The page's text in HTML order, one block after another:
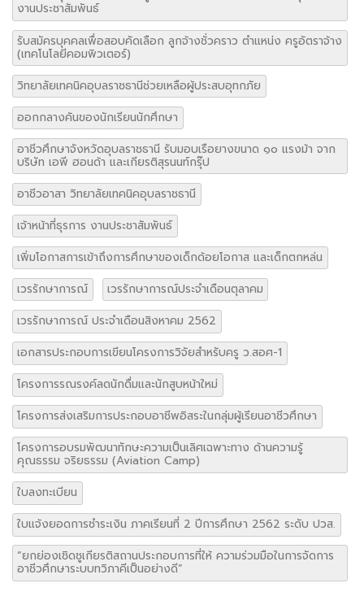
งานประชาสัมพันธ์
รับสมัครบุคคลเพื่อสอบคัดเลือก ลูกจ้างชั่วคราว ตำแหน่ง ครูอัตราจ้าง
(เทคโนโลยีคอมพิวเตอร์)
วิทยาลัยเทคนิคอุบลราชธานีช่วยเหลือผู้ประสบอุทกภัย
ออกกลางคันของนักเรียนนักศึกษา
อาชีวศึกษาจังหวัดอุบลราชธานี รับมอบเรือยางขนาด ๑๐ แรงม้า จาก
บริษัท เอพี ฮอนด้า และเกียรติสุรนนท์กรุ๊ป
อาชีวอาสา วิทยาลัยเทคนิคอุบลราชธานี
เจ้าหน้าที่ธุรการ งานประชาสัมพันธ์
เพิ่มโอกาสการเข้าถึงการศึกษาของเด็กด้อยโอกาส และเด็กตกหล่น
เวรรักษาการณ์
เวรรักษาการณ์ประจำเดือนตุลาคม
เวรรักษาการณ์ ประจำเดือนสิงหาคม 2562
เอกสารประกอบการเขียนโครงการวิจัยสำหรับครู ว.สอศ-1
โครงการรณรงค์ลดนักดื่มและนักสูบหน้าใหม่
โครงการส่งเสริมการประกอบอาชีพอิสระในกลุ่มผู้เรียนอาชีวศึกษา
โครงการอบรมพัฒนาทักษะความเป็นเลิศเฉพาะทาง ด้านความรู้
คุณธรรม จริยธรรม (Aviation Camp)
ใบลงทะเบียน
ใบแจ้งยอดการชำระเงิน ภาคเรียนที่ 2 ปีการศึกษา 2562 ระดับ ปวส.
“ยกย่องเชิดชูเกียรติสถานประกอบการที่ให้ ความร่วมมือในการจัดการ
อาชีวศึกษาระบบทวิภาคีเป็นอย่างดี”